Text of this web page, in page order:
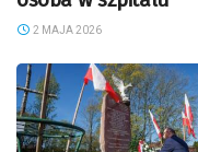
2 MAJA 2026